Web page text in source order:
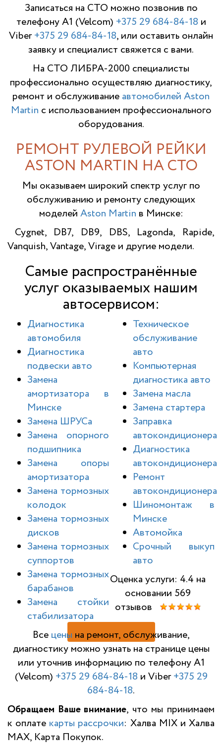
Записаться на СТО можно позвонив по
телефону A1 (Velcom) +375 29 684-84-18 и
Viber+375 29 684-84-18, или оставить онлайн
заявку и специалист свяжется с вами.
На СТО ЛИБРА-2000 специалисты
профессионально осуществляю диагностику,
ремонт и обслуживание автомобилей Aston
Martin с использованием профессионального
оборудования.
РЕМОНТ РУЛЕВОЙ РЕЙКИ
ASTON MARTIN НА СТО
Мы оказываем широкий спектр услуг по
обслуживанию и ремонту следующих
моделей Aston Martin в Минске:
Cygnet, DB7, DB9, DBS, Lagonda, Rapide,
Vanquish, Vantage, Virage и другие модели.
Самые распространённые
услуг оказываемых нашим
автосервисом:
Диагностика
автомобиля
Диагностика
подвески авто
Замена
амортизатора в
Минске
Замена ШРУСа
Замена опорного
подшипника
Замена опоры
амортизатора
Замена тормозных
колодок
Замена тормозных
дисков
Замена тормозных
суппортов
Замена тормозных
барабанов
Замена стойки
стабилизатора
Техническое
обслуживание
авто
Компьютерная
диагностика авто
Замена масла
Замена стартера
Заправка
автокондиционера
Диагностика
автокондиционера
Ремонт
автокондиционера
Шиномонтаж в
Минске
Автомойка
Срочный выкуп
авто
Все цены на ремонт, обслуживание,
диагностику можно узнать на странице цены
или уточнив информацию по телефону A1
(Velcom) +375 29 684-84-18 и Viber+375 29
684-84-18.
Обращаем Ваше внимание, что мы принимаем
к оплате карты рассрочки: Халва MIX и Халва
MAX, Карта Покупок.
Оценка услуги: 4.4 на
основании 569
отзывов